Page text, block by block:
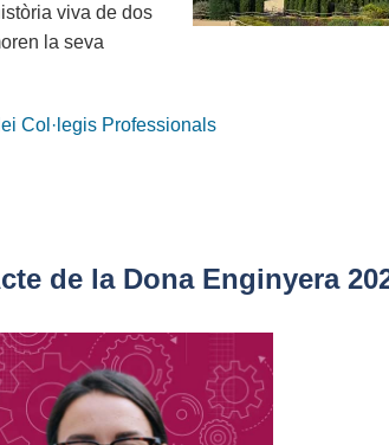
viva de dos
la seva
Col·legis Professionals
de la Dona Enginyera